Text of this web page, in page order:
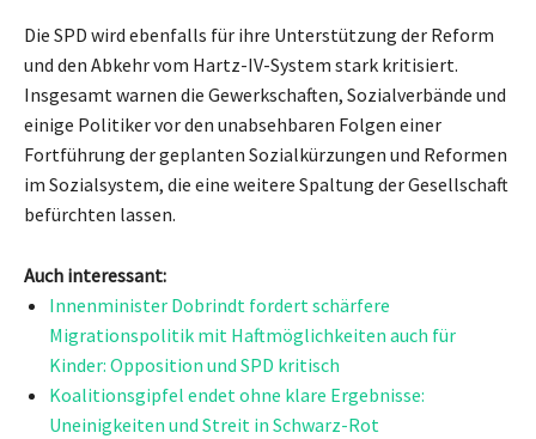
Die SPD wird ebenfalls für ihre Unterstützung der Reform
und den Abkehr vom Hartz-IV-System stark kritisiert.
Insgesamt warnen die Gewerkschaften, Sozialverbände und
einige Politiker vor den unabsehbaren Folgen einer
Fortführung der geplanten Sozialkürzungen und Reformen
im Sozialsystem, die eine weitere Spaltung der Gesellschaft
befürchten lassen.
Auch interessant:
Innenminister Dobrindt fordert schärfere
Migrationspolitik mit Haftmöglichkeiten auch für
Kinder: Opposition und SPD kritisch
Koalitionsgipfel endet ohne klare Ergebnisse:
Uneinigkeiten und Streit in Schwarz-Rot